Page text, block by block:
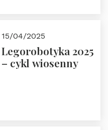
Trójmorza.
15/04/2025
Legorobotyka 2025
– cykl wiosenny